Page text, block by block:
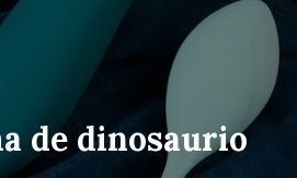
de dinosaurio